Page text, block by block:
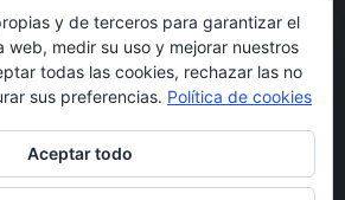
2017 -2026 | Perfumare
| Hecho con cariño
pordogleg
y de terceros para garantizar el
web, medir su uso y mejorar nuestros
todas las cookies, rechazar las no
sus preferencias. Política de cookies
Aceptar todo